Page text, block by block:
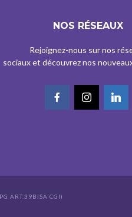
NOS RÉSEAUX
Rejoignez-nous sur nos
sociaux et découvrez nos
ART.39BISA CGI)